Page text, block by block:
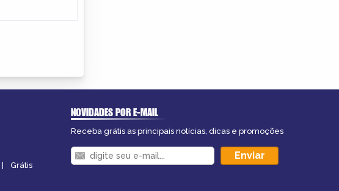
| Grátis
NOVIDADES POR E-MAIL
Receba grátis as principais notícias, dicas e promoções